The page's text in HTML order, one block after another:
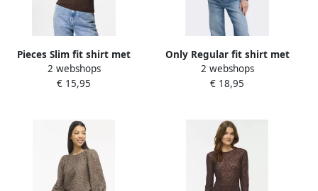
Pieces Slim fit shirt met
lange mouwen van
katoenmix model 'KITTE'
2 webshops
€ 15,95
Only Regular fit shirt met
lange mouwen van
katoenmix model 'VAL'
2 webshops
€ 18,95